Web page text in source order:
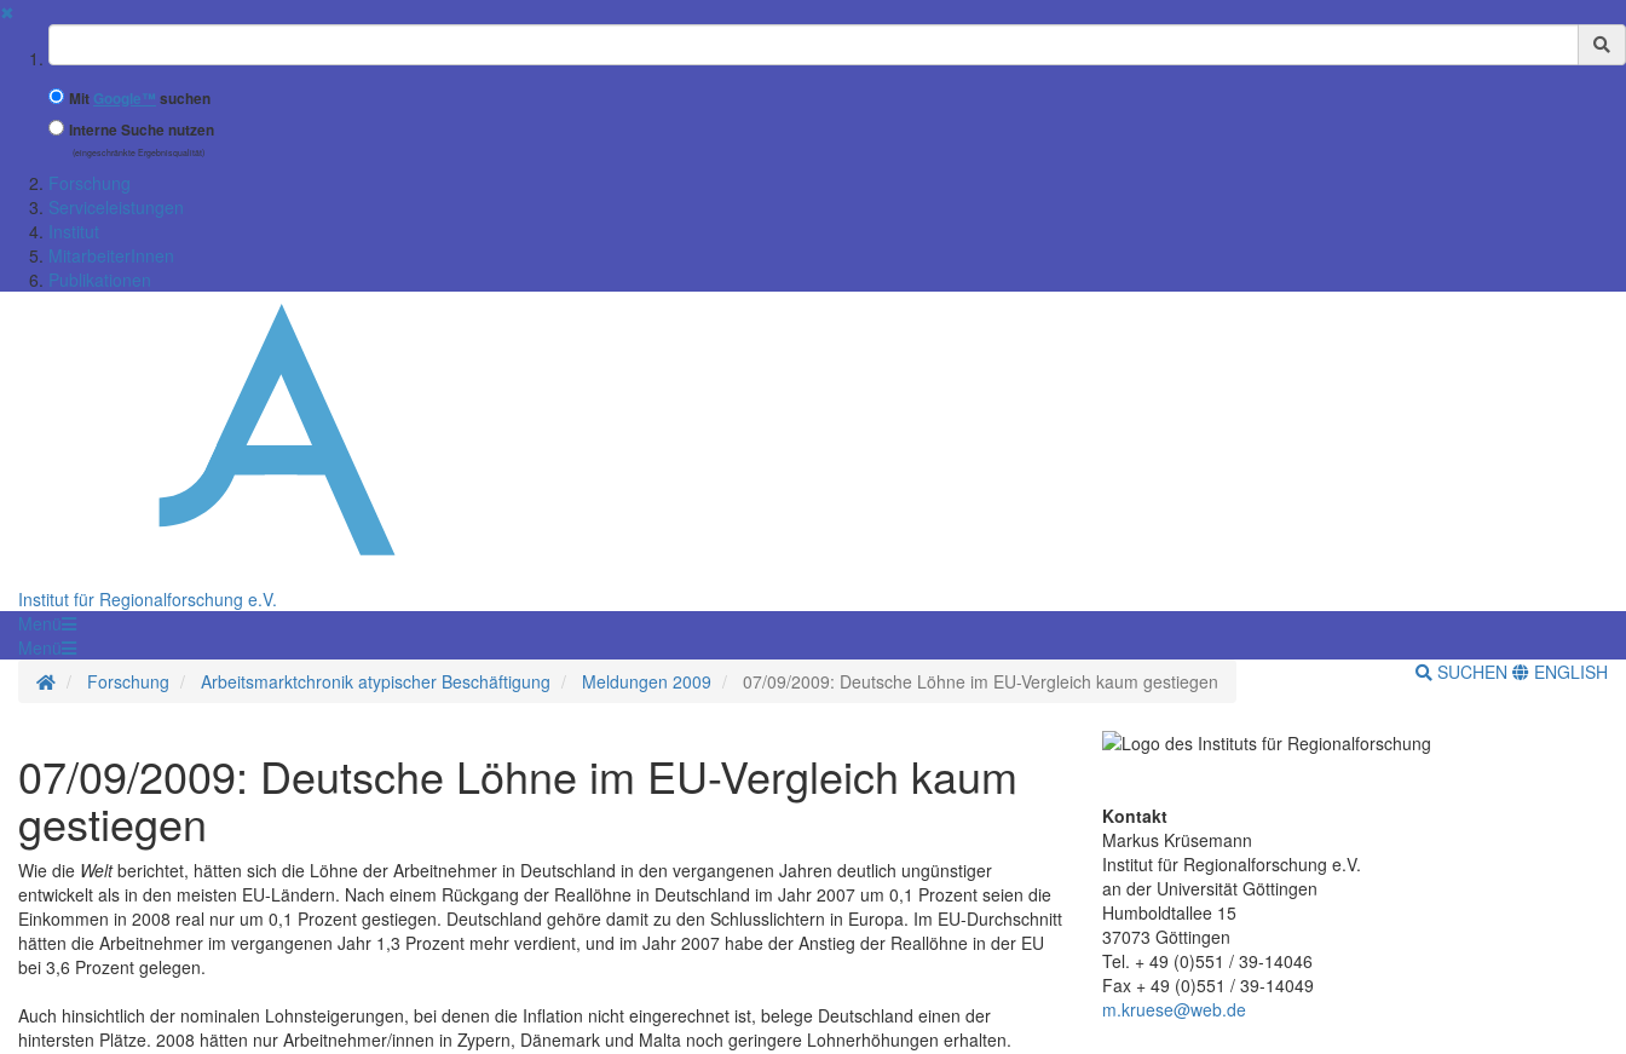
✖
Suchbegriff
Mit Google™ suchen
Interne Suche nutzen
(eingeschränkte Ergebnisqualität)
Forschung
Serviceleistungen
Institut
MitarbeiterInnen
Publikationen
Institut für Regionalforschung e.V.
Menü
Menü
StartseiteForschung Arbeitsmarktchronik atypischer Beschäftigung Meldungen 2009 07/09/2009: Deutsche Löhne im EU-Vergleich kaum gestiegen SUCHEN ENGLISH
07/09/2009: Deutsche Löhne im EU-Vergleich kaum
gestiegen
Wie die Weltberichtet, hätten sich die Löhne der Arbeitnehmer in Deutschland in den vergangenen Jahren deutlich ungünstiger
entwickelt als in den meisten EU-Ländern. Nach einem Rückgang der Reallöhne in Deutschland im Jahr 2007 um 0,1 Prozent seien die
Einkommen in 2008 real nur um 0,1 Prozent gestiegen. Deutschland gehöre damit zu den Schlusslichtern in Europa. Im EU-Durchschnitt
hätten die Arbeitnehmer im vergangenen Jahr 1,3 Prozent mehr verdient, und im Jahr 2007 habe der Anstieg der Reallöhne in der EU
bei 3,6 Prozent gelegen.
Auch hinsichtlich der nominalen Lohnsteigerungen, bei denen die Inflation nicht eingerechnet ist, belege Deutschland einen der
hintersten Plätze. 2008 hätten nur Arbeitnehmer/innen in Zypern, Dänemark und Malta noch geringere Lohnerhöhungen erhalten.
Kontakt
Markus Krüsemann
Institut für Regionalforschung e.V.
an der Universität Göttingen
Humboldtallee 15
37073 Göttingen
Tel. + 49 (0)551 / 39-14046
Fax + 49 (0)551 / 39-14049
m.kruese@web.de